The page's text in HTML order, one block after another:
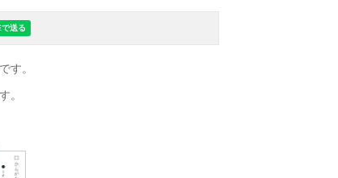
す。
。